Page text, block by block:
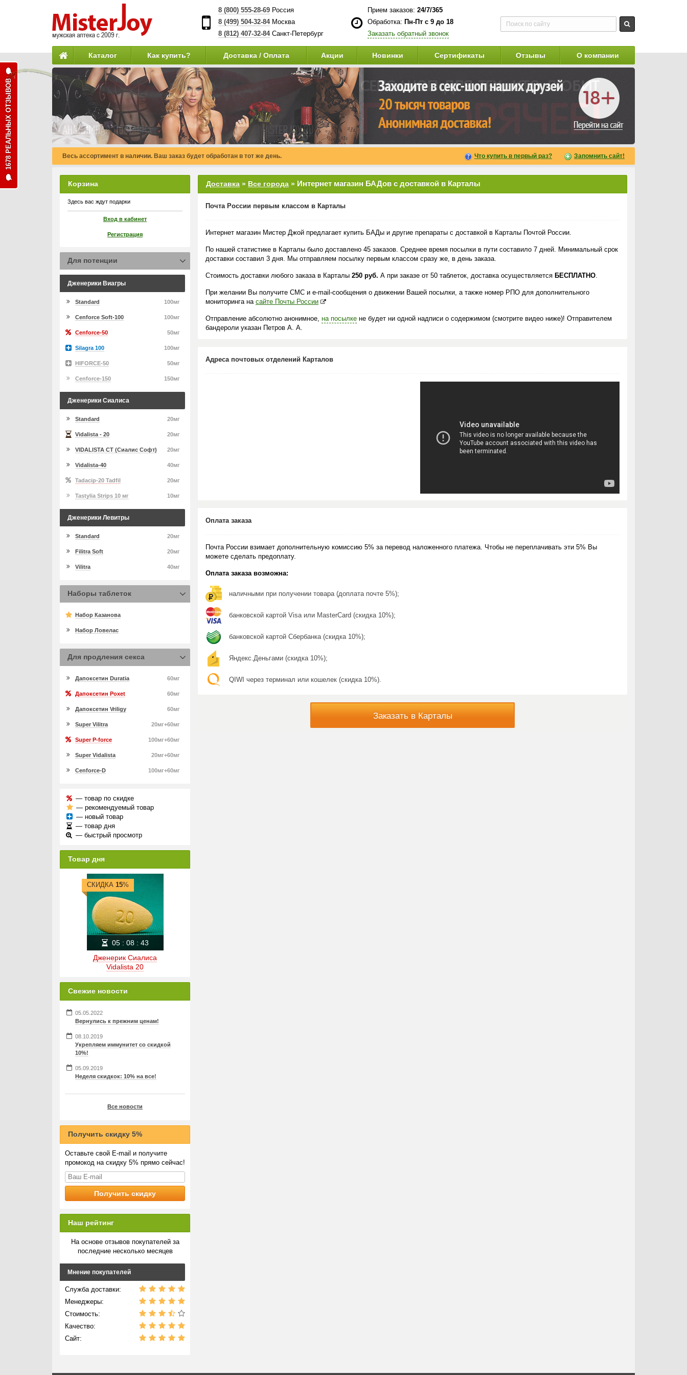
8 (800) 555-28-69Россия
8 (499) 504-32-84Москва
8 (812) 407-32-84 Санкт-Петербург
Прием заказов: 24/7/365
Обработка: Пн-Пт с 9 до 18
Заказать обратный звонок
Каталог Как купить? Доставка / Оплата Акции Новинки Сертификаты Отзывы О компании
Весь ассортимент в наличии. Ваш заказ будет обработан в тот же день. Что купить в первый раз? Запомнить сайт!
Доставка » Все города » Интернет магазин БАДов с доставкой в Карталы
Почта России первым классом в Карталы
Интернет магазин Мистер Джой предлагает купить БАДы и другие препараты с доставкой в Карталы Почтой России.
По нашей статистике в Карталы было доставлено 45 заказов. Среднее время посылки в пути составило 7 дней. Минимальный срок
доставки составил 3 дня. Мы отправляем посылку первым классом сразу же, в день заказа.
Стоимость доставки любого заказа в Карталы 250 руб. А при заказе от 50 таблеток, доставка осуществляется БЕСПЛАТНО.
При желании Вы получите СМС и e-mail-сообщения о движении Вашей посылки, а также номер РПО для дополнительного
мониторинга на сайте Почты России
Отправление абсолютно анонимное, на посылке не будет ни одной надписи о содержимом (смотрите видео ниже)! Отправителем
бандероли указан Петров А. А.
Адреса почтовых отделений Карталов
Оплата заказа
Почта России взимает дополнительную комиссию 5% за перевод наложенного платежа. Чтобы не переплачивать эти 5% Вы
можете сделать предоплату.
Оплата заказа возможна:
наличными при получении товара (доплата почте 5%);
банковской картой Visa или MasterCard (скидка 10%);
банковской картой Сбербанка (скидка 10%);
Яндекс.Деньгами (скидка 10%);
QIWI через терминал или кошелек (скидка 10%).
Заказать в Карталы
Корзина
Здесь вас ждут подарки
Вход в кабинет
Регистрация
Для потенции
Дженерики Виагры
100мг
Standard
100мг
Cenforce Soft-100
50мг
Cenforce-50
100мг
Silagra 100
50мг
HIFORCE-50
150мг
Cenforce-150
Дженерики Сиалиса
20мг
Standard
20мг
Vidalista - 20
20мг
VIDALISTA CT (Сиалис Софт)
40мг
Vidalista-40
20мг
Tadacip-20 Tadfil
10мг
Tastylia Strips 10 мг
Дженерики Левитры
20мг
Standard
20мг
Filitra Soft
40мг
Vilitra
Наборы таблеток
Набор Казанова
Набор Ловелас
Для продления секса
60мг
Дапоксетин Duratia
60мг
Дапоксетин Poxet
60мг
Дапоксетин Vriligy
20мг+60мг
Super Vilitra
100мг+60мг
Super P-force
20мг+60мг
Super Vidalista
100мг+60мг
Cenforce-D
— товар по скидке
— рекомендуемый товар
— новый товар
— товар дня
— быстрый просмотр
Товар дня
Дженерик Сиалиса
Vidalista 20
СКИДКА 15%
05: 08: 43
Свежие новости
05.05.2022
Вернулись к прежним ценам!
08.10.2019
Укрепляем иммунитет со скидкой
10%!
05.09.2019
Неделя скидкок: 10% на все!
Все новости
Получить скидку 5%
Оставьте свой E-mail и получите
промокод на скидку 5% прямо сейчас!
Наш рейтинг
На основе отзывов покупателей за
последние несколько месяцев
Мнение покупателей
Служба доставки:
Менеджеры:
Стоимость:
Качество:
Сайт:
1678 РЕАЛЬНЫХ ОТЗЫВОВ